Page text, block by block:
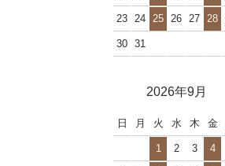
23 24 25 26 27 28
30 31
2026年9月
日 月 火 水 木 金
1 2 3 4